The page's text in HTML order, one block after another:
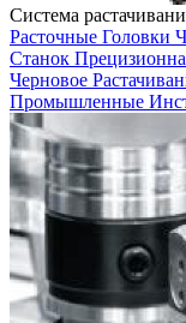
Система
Расточные Головки
Станок
Черновое
Промышленные